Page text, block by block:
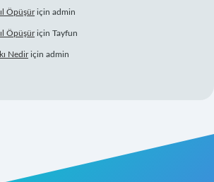
Öpüşüriçin admin
Öpüşüriçin Tayfun
Nediriçin admin